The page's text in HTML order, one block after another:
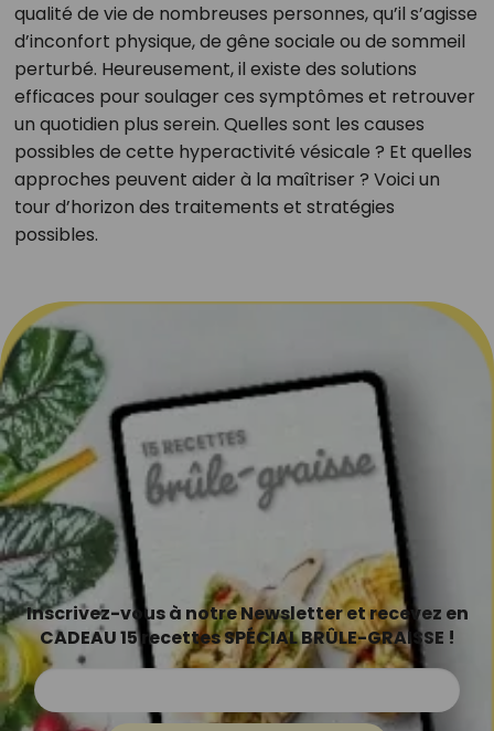
qualité de vie de nombreuses personnes, qu’il s’agisse
d’inconfort physique, de gêne sociale ou de sommeil
perturbé. Heureusement, il existe des solutions
efficaces pour soulager ces symptômes et retrouver
un quotidien plus serein. Quelles sont les causes
possibles de cette hyperactivité vésicale ? Et quelles
approches peuvent aider à la maîtriser ? Voici un
tour d’horizon des traitements et stratégies
possibles.
Inscrivez-vous à notre Newsletter et recevez en
CADEAU 15 recettes SPÉCIAL BRÛLE-GRAISSE !